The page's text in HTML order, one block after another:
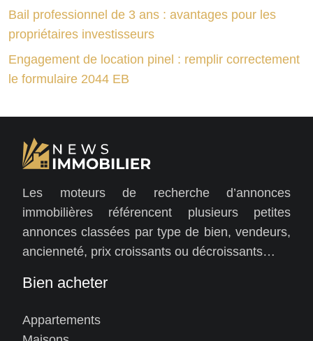
Bail professionnel de 3 ans : avantages pour les
propriétaires investisseurs
Engagement de location pinel : remplir correctement
le formulaire 2044 EB
Les moteurs de recherche d’annonces
immobilières référencent plusieurs petites
annonces classées par type de bien, vendeurs,
ancienneté, prix croissants ou décroissants…
Bien acheter
Appartements